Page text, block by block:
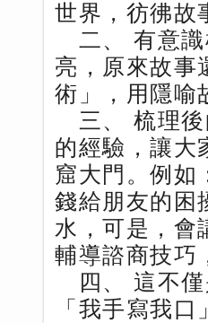
世界，彷彿故
二、 有意識
亮，原來故事
術」，用隱喻
三、 梳理後
的經驗，讓大
窟大門。例如
錢給朋友的困
水，可是，會
輔導諮商技巧
四、 這不僅
「我手寫我